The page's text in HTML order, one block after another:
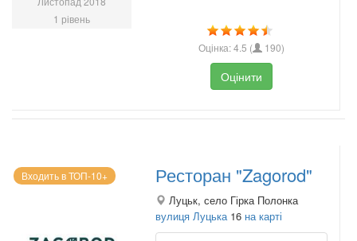
1 рівень
Оцінка:4.5 ( 190)
Оцінити
Входить в ТОП-10+ Ресторан "Zagorod"
Луцьк, село Гірка Полонка
вулиця Луцька 16 на карті